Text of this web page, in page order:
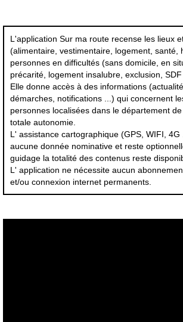
L'application Sur ma route recense les lieux
(alimentaire, vestimentaire, logement, santé,
personnes en difficultés (sans domicile, en
précarité, logement insalubre, exclusion, SDF
Elle donne accès à des informations
démarches, notifications ...) qui concernent
personnes localisées dans le département
totale autonomie.
L' assistance cartographique (GPS, WIFI, 4G
aucune donnée nominative et reste
guidage la totalité des contenus reste
L' application ne nécessite aucun
et/ou connexion internet permanents.